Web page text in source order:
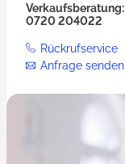
Verkaufsberatung:
0720 204022
Rückrufservice
Anfrage senden